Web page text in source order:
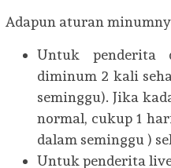
Adapun aturan
Untuk penderita
diminum 2 kali
seminggu). Jika
normal, cukup 1
dalam seminggu )
Untuk penderita